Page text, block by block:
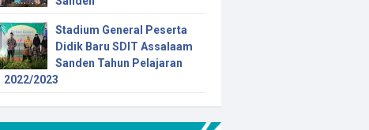
Stadium General Peserta
Didik Baru SDIT Assalaam
Sanden Tahun Pelajaran
2022/2023